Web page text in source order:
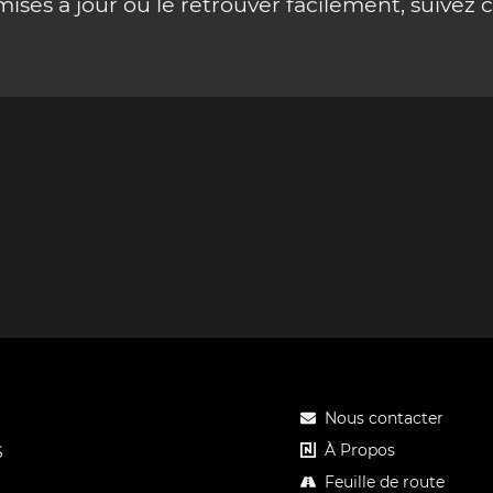
Nous contacter
À Propos
Feuille de route